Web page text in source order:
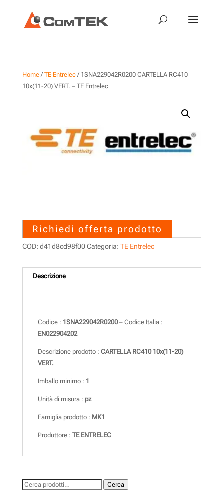
Home/ TE Entrelec/ 1SNA229042R0200 CARTELLA RC410
10x(11-20) VERT. – TE Entrelec
Richiedi offerta prodotto
COD: d41d8cd98f00 Categoria: TE Entrelec
Descrizione
Codice : 1SNA229042R0200– Codice Italia :
EN022904202
Descrizione prodotto : CARTELLA RC410 10x(11-20)
VERT.
Imballo minimo : 1
Unità di misura : pz
Famiglia prodotto : MK1
Produttore : TE ENTRELEC
Cerca: Cerca